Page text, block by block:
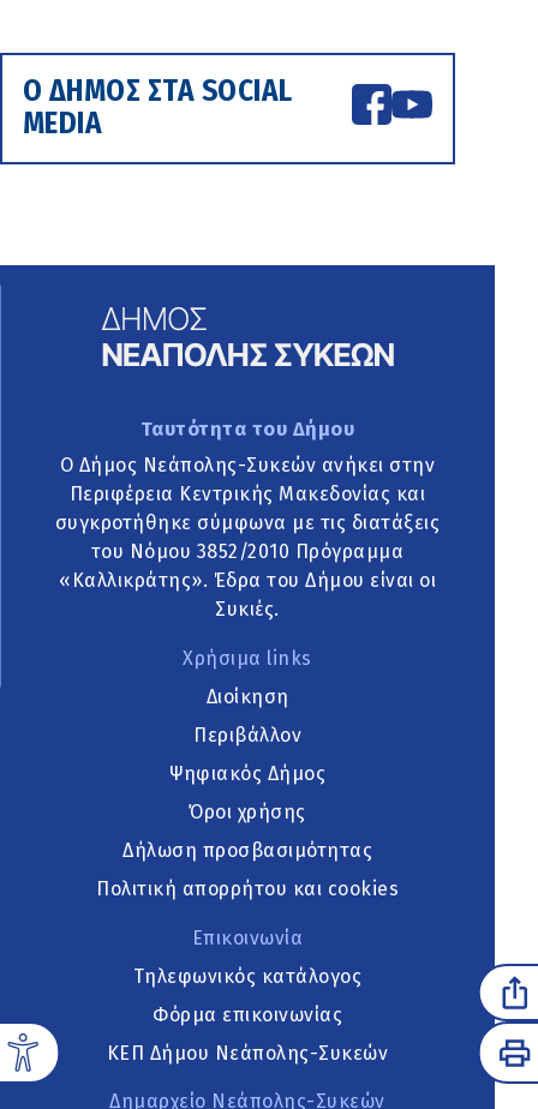
Ο ΔΗΜΟΣ ΣΤΑ SOCIAL
MEDIA
Ταυτότητα του Δήμου
Ο Δήμος Νεάπολης-Συκεών ανήκει στην
Περιφέρεια Κεντρικής Μακεδονίας και
συγκροτήθηκε σύμφωνα με τις διατάξεις
του Νόμου 3852/2010 Πρόγραμμα
«Καλλικράτης». Έδρα του Δήμου είναι οι
Συκιές.
Χρήσιμα links
Διοίκηση
Περιβάλλον
Ψηφιακός Δήμος
Όροι χρήσης
Δήλωση προσβασιμότητας
Πολιτική απορρήτου και cookies
Επικοινωνία
Τηλεφωνικός κατάλογος
Φόρμα επικοινωνίας
ΚΕΠ Δήμου Νεάπολης-Συκεών
Δημαρχείο Νεάπολης-Συκεών